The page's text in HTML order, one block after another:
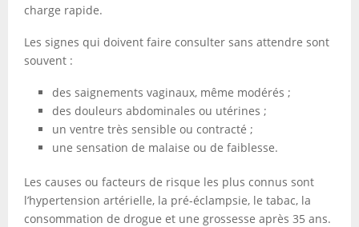
charge rapide.
Les signes qui doivent faire consulter sans attendre sont
souvent :
des saignements vaginaux, même modérés ;
des douleurs abdominales ou utérines ;
un ventre très sensible ou contracté ;
une sensation de malaise ou de faiblesse.
Les causes ou facteurs de risque les plus connus sont
l’hypertension artérielle, la pré-éclampsie, le tabac, la
consommation de drogue et une grossesse après 35 ans.